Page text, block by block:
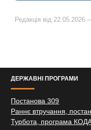
Редакція від
ДЕРЖАВНІ ПРОГРАМИ
Постанова 309
Раннє втручання,
Турбота, програма